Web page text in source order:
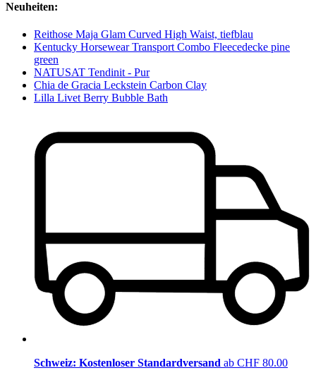
Neuheiten:
Reithose Maja Glam Curved High Waist, tiefblau
Kentucky Horsewear Transport Combo Fleecedecke pine
green
NATUSAT Tendinit - Pur
Chia de Gracia Leckstein Carbon Clay
Lilla Livet Berry Bubble Bath
Schweiz: Kostenloser Standardversand ab CHF 80.00